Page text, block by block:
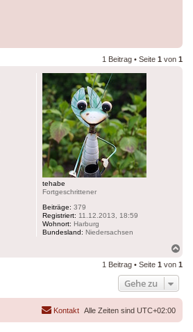
1 Beitrag • Seite 1 von 1
tehabe
Fortgeschrittener
Beiträge: 379
Registriert: 11.12.2013, 18:59
Wohnort: Harburg
Bundesland: Niedersachsen
1 Beitrag • Seite 1 von 1
Gehe zu
Alle Zeiten sind UTC+02:00
Kontakt